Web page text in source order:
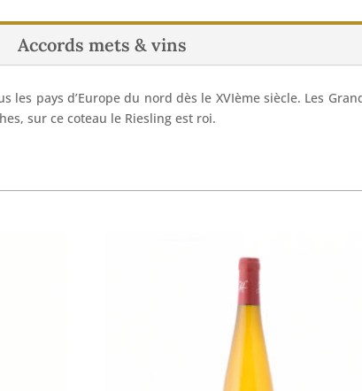
Accords mets & vins
pays d’Europe du nord dès le XVIème siècle. Les
sur ce coteau le Riesling est roi.